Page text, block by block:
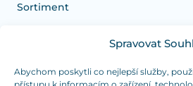
Spravovat
Abychom poskytli co nejlepší služby,
Sortiment
Potřebujete poradit s
Jsme tu pro vás Pondělí-Čtvrtek